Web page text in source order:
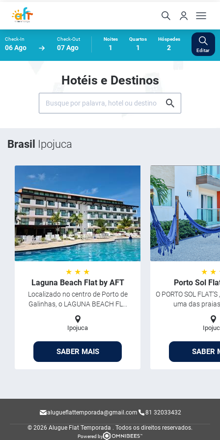
Check-In
06 Ago
Check-Out
07 Ago
Noites
1
Quartos
1
Hóspedes
2 Editar
Hotéis e Destinos
Brasil Ipojuca
★ ★ ★
Laguna Beach Flat by AFT
Localizado no centro de Porto de
Galinhas, o LAGUNA BEACH FL...
Ipojuca
SABER MAIS
★ ★
Porto Sol
O PORTO SOL
uma das
SABER
alugueflattemporada@gmail.com 81 32033432
© 2026 Alugue Flat Temporada . Todos os direitos reservados.
Powered by